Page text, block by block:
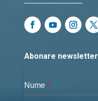
Abonare newsletter
Nume *